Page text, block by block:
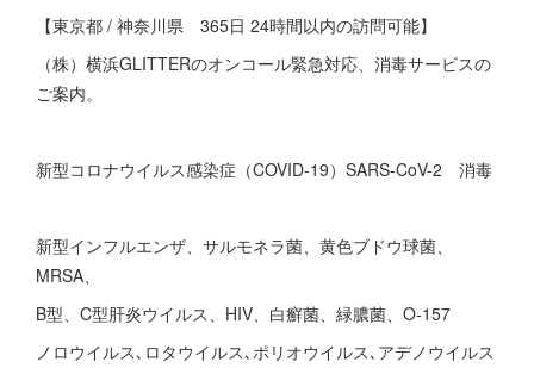
【東京都 / 神奈川県 365日 24時間以内の訪問可能】
（株）横浜GLITTERのオンコール緊急対応、消毒サービスの
ご案内。
新型コロナウイルス感染症（COVID‑19）SARS-CoV-2 消毒
新型インフルエンザ、サルモネラ菌、黄色ブドウ球菌、
MRSA、
B型、C型肝炎ウイルス、HIV、白癬菌、緑膿菌、O-157
ノロウイルス､ロタウイルス､ポリオウイルス､アデノウイルス